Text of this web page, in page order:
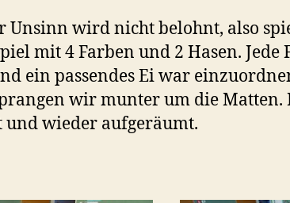
Unsinn wird nicht belohnt, also
mit 4 Farben und 2 Hasen. Jede
ein passendes Ei war
wir munter um die Matten.
und wieder aufgeräumt.